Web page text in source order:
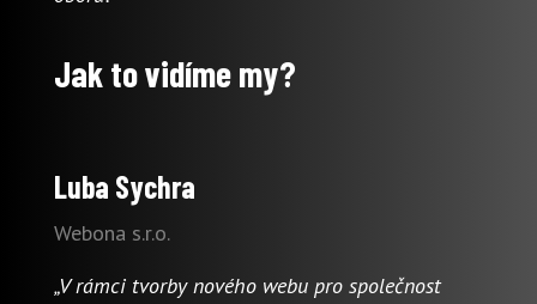
Jak to vidíme my?
Luba Sychra
Webona s.r.o.
„V rámci tvorby nového webu pro společnost